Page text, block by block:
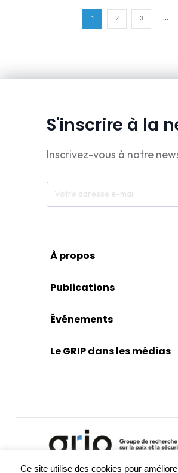
1 2 3 ...
S'inscrire à la
Inscrivez-vous à notre
À propos
Publications
Événements
Le GRIP dans les médias
Ce site utilise des cookies pour